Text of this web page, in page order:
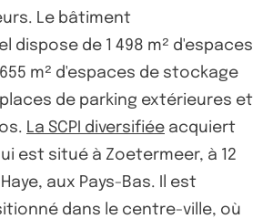
Le bâtiment
dispose de 1 498 m² d'espaces
m² d'espaces de stockage
de parking extérieures et
La SCPI diversifiée acquiert
est situé à Zoetermeer, à 12
aux Pays-Bas. Il est
dans le centre-ville, où